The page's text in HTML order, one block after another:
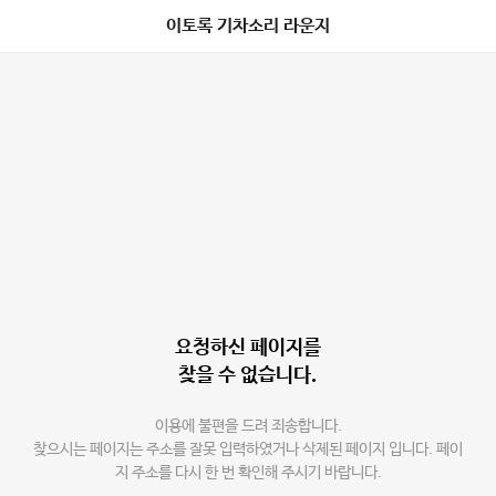
이토록 기차소리 라운지
요청하신 페이지를
찾을 수 없습니다.
이용에 불편을 드려 죄송합니다.
찾으시는 페이지는 주소를 잘못 입력하였거나 삭제된 페이지 입니다. 페이
지 주소를 다시 한 번 확인해 주시기 바랍니다.